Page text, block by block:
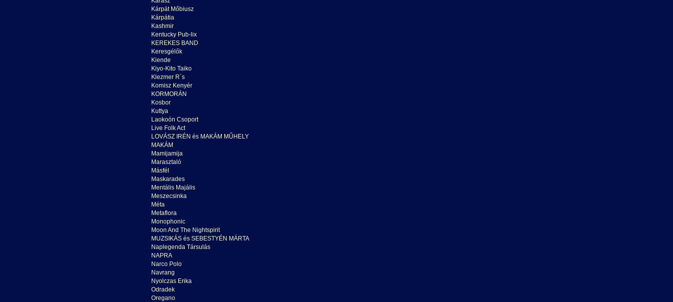
Kárpát Mőbiusz
Kárpátia
Kashmir
Kentucky Pub-lix
KEREKES BAND
Keresgélők
Kiende
Kiyo-Kito Taiko
Klezmer R´s
Komisz Kenyér
KORMORÁN
Kosbor
Kuttya
Laokoón Csoport
Live Folk Act
LOVÁSZ IRÉN és MAKÁM MŰHELY
MAKÁM
Mamijamija
Marasztaló
Másfél
Maskarades
Mentális Majális
Meszecsinka
Méta
Metaflora
Monophonic
Moon And The Nightspirit
MUZSIKÁS és SEBESTYÉN MÁRTA
Naplegenda Társulás
NAPRA
Narco Polo
Navrang
Nyolczas Erika
Odradek
Oregano